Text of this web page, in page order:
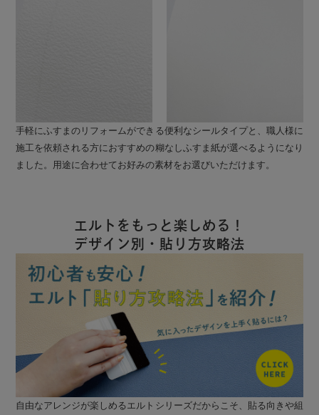
手軽にふすまのリフォームができる便利なシールタイプと、職人様に
施工を依頼される方におすすめの糊なしふすま紙が選べるようになり
ました。用途に合わせてお好みの素材をお選びいただけます。
エルトをもっと楽しめる！
デザイン別・貼り方攻略法
自由なアレンジが楽しめるエルトシリーズだからこそ、貼る向きや組